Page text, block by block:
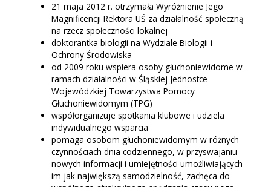
21 maja 2012 r. otrzymała Wyróżnienie Jego
Magnificencji Rektora UŚ za działalność społeczną
na rzecz społeczności lokalnej
doktorantka biologii na Wydziale Biologii i
Ochrony Środowiska
od 2009 roku wspiera osoby głuchoniewidome w
ramach działalności w Śląskiej Jednostce
Wojewódzkiej Towarzystwa Pomocy
Głuchoniewidomym (TPG)
współorganizuje spotkania klubowe i udziela
indywidualnego wsparcia
pomaga osobom głuchoniewidomym w różnych
czynnościach dnia codziennego, w przyswajaniu
nowych informacji i umiejętności umożliwiających
im jak największą samodzielność, zachęca do